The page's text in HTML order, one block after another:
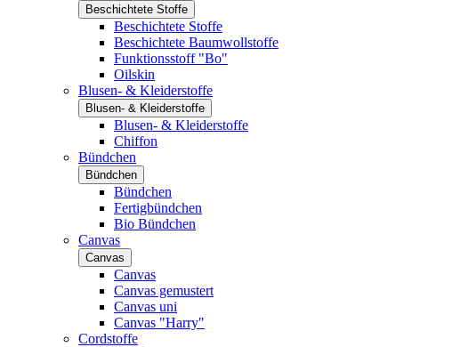
Beschichtete Stoffe
Beschichtete Stoffe
Beschichtete Baumwollstoffe
Funktionsstoff "Bo"
Oilskin
Blusen- & Kleiderstoffe
Blusen- & Kleiderstoffe
Blusen- & Kleiderstoffe
Chiffon
Bündchen
Bündchen
Bündchen
Fertigbündchen
Bio Bündchen
Canvas
Canvas
Canvas
Canvas gemustert
Canvas uni
Canvas "Harry"
Cordstoffe